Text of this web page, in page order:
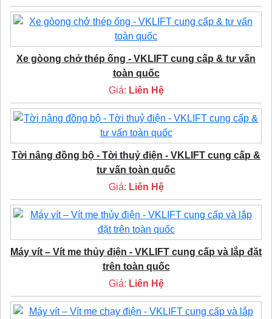
Xe gòong chở thép ống - VKLIFT cung cấp & tư vấn
toàn quốc
Giá: Liên Hệ
Tời nâng đồng bộ - Tời thuỷ điện - VKLIFT cung cấp &
tư vấn toàn quốc
Giá: Liên Hệ
Máy vít – Vít me thủy điện - VKLIFT cung cấp và lắp đặt
trên toàn quốc
Giá: Liên Hệ